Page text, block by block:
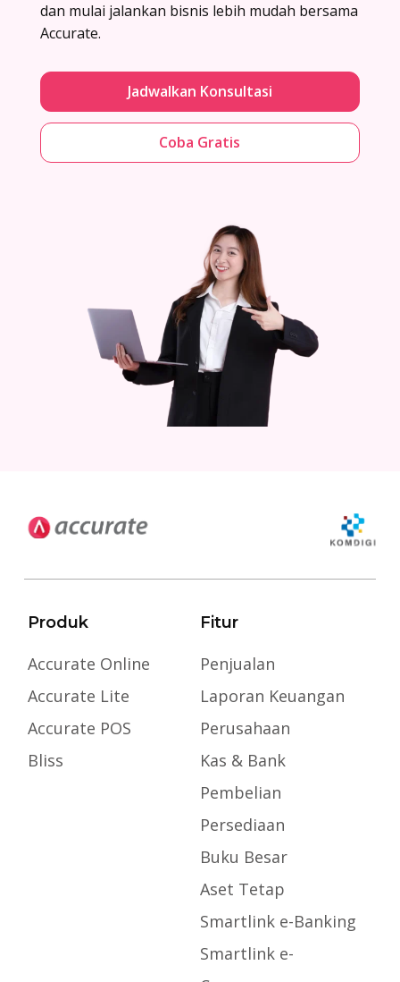
dan mulai jalankan bisnis lebih mudah bersama
Accurate.
Jadwalkan Konsultasi
Coba Gratis
Produk
Accurate Online
Accurate Lite
Accurate POS
Bliss
Fitur
Penjualan
Laporan Keuangan
Perusahaan
Kas & Bank
Pembelian
Persediaan
Buku Besar
Aset Tetap
Smartlink e-Banking
Smartlink e-